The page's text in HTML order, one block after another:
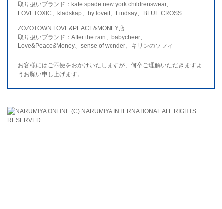
取り扱いブランド：kate spade new york childrenswear、
LOVETOXIC、kladskap、by loveit、Lindsay、BLUE CROSS
ZOZOTOWN LOVE&PEACE&MONEY店
取り扱いブランド：After the rain、babycheer、
Love&Peace&Money、sense of wonder、キリンのソフィ
お客様にはご不便をおかけいたしますが、何卒ご理解いただきますよ
うお願い申し上げます。